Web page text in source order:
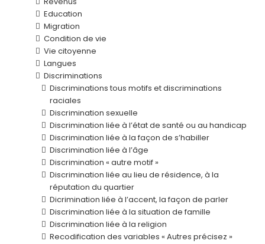
Education
Migration
Condition de vie
Vie citoyenne
Langues
Discriminations
Discriminations tous motifs et discriminations
raciales
Discrimination sexuelle
Discrimination liée à l’état de santé ou au handicap
Discrimination liée à la façon de s’habiller
Discrimination liée à l’âge
Discrimination « autre motif »
Discrimination liée au lieu de résidence, à la
réputation du quartier
Dicrimination liée à l’accent, la façon de parler
Discrimination liée à la situation de famille
Discrimination liée à la religion
Recodification des variables « Autres précisez »